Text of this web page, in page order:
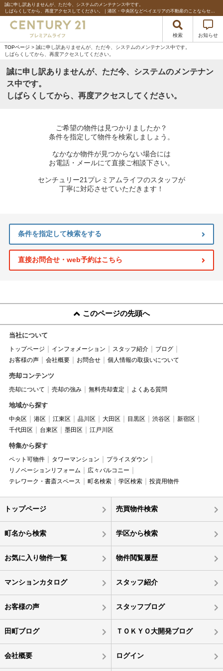
誠に申し訳ありませんが、ただ今、システムのメンテナンス中です。
しばらくしてから、再度アクセスしてください。｜港区・中央区などベイエリアの不動産のことならセンチュリー21プレミアムライフ
検索 お知らせ
TOPページ > 誠に申し訳ありませんが、ただ今、システムのメンテナンス中です。
しばらくしてから、再度アクセスしてください。
誠に申し訳ありませんが、ただ今、システムのメンテナン
ス中です。
しばらくしてから、再度アクセスしてください。
ご希望の物件は見つかりましたか？
条件を指定して物件を検索しましょう。
なかなか物件が見つからない場合には
お電話・メールにて直接ご相談下さい。
センチュリー21プレミアムライフのスタッフが
丁寧に対応させていただきます！
条件を指定して検索をする
直接お問合せ・web予約はこちら
このページの先頭へ
当社について
トップページ インフォメーション スタッフ紹介
ブログ
お客様の声
会社概要 お問合せ 個人情報の取扱いについて
売却コンテンツ
売却について 売却の強み 無料売却査定 よくある質問
地域から探す
中央区 港区 江東区 品川区 大田区 目黒区 渋谷区
新宿区
千代田区
台東区 墨田区 江戸川区
特集から探す
ペット可物件 タワーマンション
プライスダウン
リノベーションリフォーム
広々バルコニー
テレワーク・書斎スペース
町名検索 学区検索 投資用物件
トップページ 売買物件検索
町名から検索 学区から検索
お気に入り物件一覧 物件閲覧履歴
マンションカタログ スタッフ紹介
お客様の声 スタッフブログ
田町ブログ ＴＯＫＹＯ大開発ブログ
会社概要 ログイン